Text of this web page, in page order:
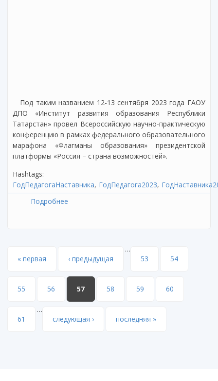
Под таким названием 12-13 сентября 2023 года ГАОУ
ДПО «Институт развития образования Республики
Татарстан» провел Всероссийскую научно-практическую
конференцию в рамках федерального образовательного
марафона «Флагманы образования» президентской
платформы «Россия – страна возможностей».
Hashtags:
ГодПедагогаНаставника ГодПедагога2023
Подробнее
Страницы
« первая ‹ предыдущая
…
53
54
55 56 57 58 59 60
61
…
следующая ›
последняя »